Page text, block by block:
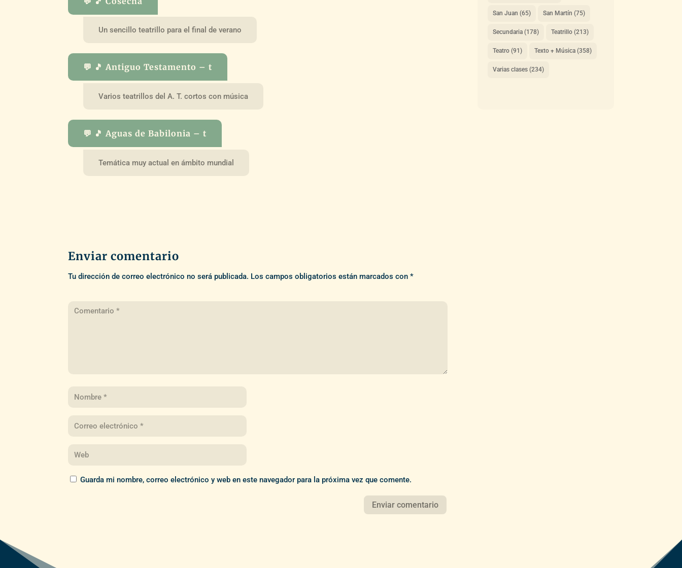
Un sencillo teatrillo para el final de verano
💬 🎵 Antiguo Testamento – t
Varios teatrillos del A. T. cortos con música
💬 🎵 Aguas de Babilonia – t
Temática muy actual en ámbito mundial
Enviar comentario
Tu dirección de correo electrónico no será publicada. Los campos obligatorios están marcados con*
Guarda mi nombre, correo electrónico y web en este navegador para la próxima vez que comente.
San Juan (65) San Martín (75)
Secundaria(178) Teatrillo(213)
Teatro(91) Texto + Música(358)
Varias clases(234)